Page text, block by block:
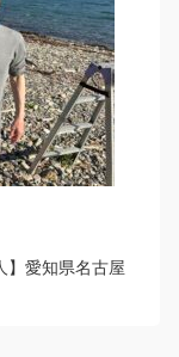
】愛知県名古屋